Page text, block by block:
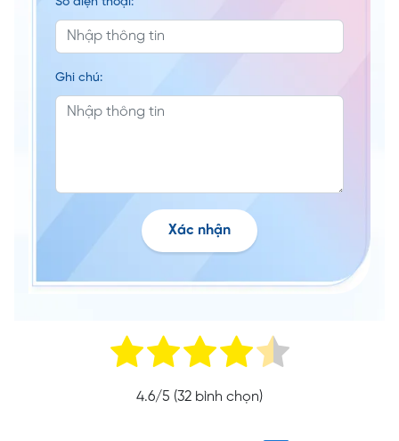
Ghi chú:
Xác nhận
4.6/5 (32 bình chọn)